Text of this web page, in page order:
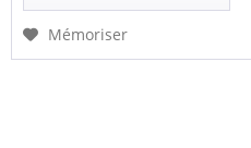
Mémoriser